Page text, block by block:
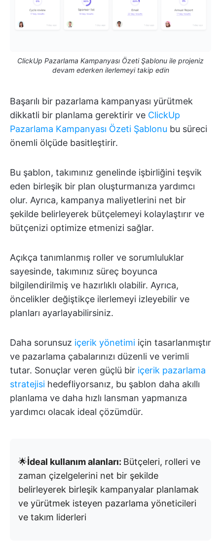
ClickUp Pazarlama Kampanyası Özeti Şablonu ile projeniz
devam ederken ilerlemeyi takip edin
Başarılı bir pazarlama kampanyası yürütmek
dikkatli bir planlama gerektirir ve ClickUp
Pazarlama Kampanyası Özeti Şablonu bu süreci
önemli ölçüde basitleştirir.
Bu şablon, takımınız genelinde işbirliğini teşvik
eden birleşik bir plan oluşturmanıza yardımcı
olur. Ayrıca, kampanya maliyetlerini net bir
şekilde belirleyerek bütçelemeyi kolaylaştırır ve
bütçenizi optimize etmenizi sağlar.
Açıkça tanımlanmış roller ve sorumluluklar
sayesinde, takımınız süreç boyunca
bilgilendirilmiş ve hazırlıklı olabilir. Ayrıca,
öncelikler değiştikçe ilerlemeyi izleyebilir ve
planları ayarlayabilirsiniz.
Daha sorunsuz içerik yönetimi için tasarlanmıştır
ve pazarlama çabalarınızı düzenli ve verimli
tutar. Sonuçlar veren güçlü bir içerik pazarlama
stratejisi hedefliyorsanız, bu şablon daha akıllı
planlama ve daha hızlı lansman yapmanıza
yardımcı olacak ideal çözümdür.
🌟İdeal kullanım alanları: Bütçeleri, rolleri ve
zaman çizelgelerini net bir şekilde
belirleyerek birleşik kampanyalar planlamak
ve yürütmek isteyen pazarlama yöneticileri
ve takım liderleri